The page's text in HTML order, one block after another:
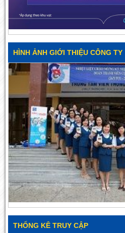
HÌNH ẢNH GIỚI THIỆU CÔNG TY
THỐNG KÊ TRUY CẬP